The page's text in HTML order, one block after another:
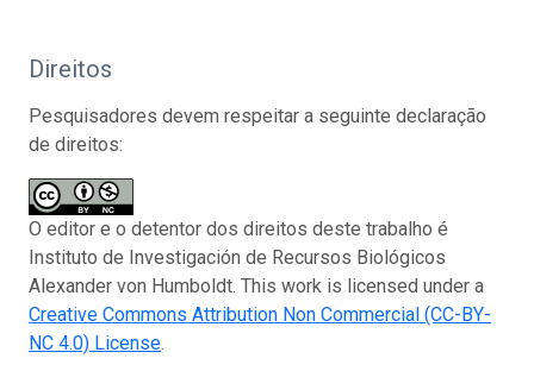
Direitos
Pesquisadores devem respeitar a seguinte declaração
de direitos:
O editor e o detentor dos direitos deste trabalho é
Instituto de Investigación de Recursos Biológicos
Alexander von Humboldt. This work is licensed under a
Creative Commons Attribution Non Commercial (CC-BY-
NC 4.0) License.